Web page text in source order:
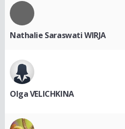
Nathalie Saraswati WIRJA
Olga VELICHKINA